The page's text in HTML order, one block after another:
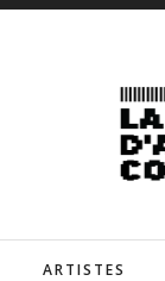
ARTISTES